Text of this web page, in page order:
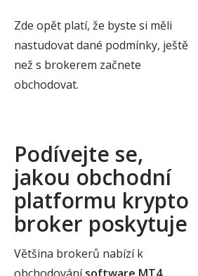
Zde opět platí, že byste si měli
nastudovat dané podmínky, ještě
než s brokerem začnete
obchodovat.
Podívejte se,
jakou obchodní
platformu krypto
broker poskytuje
Většina brokerů nabízí k